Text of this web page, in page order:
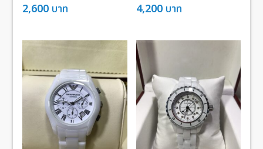
2,600 บาท 4,200 บาท